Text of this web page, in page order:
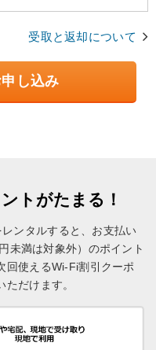
受取と返却について
し込み
トがたまる！
ンタルすると、お支払い
未満は対象外）のポイント
回使えるWi-Fi割引クーポ
だけます。